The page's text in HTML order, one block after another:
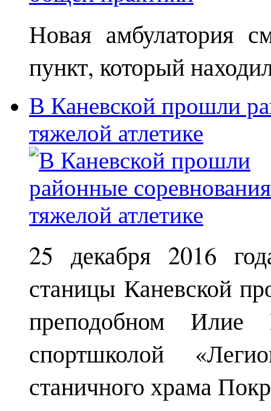
Новая амбулатория
пункт, который
В Каневской прошли
тяжелой атлетике
25 декабря 2016
станицы Каневской
преподобном Илие
спортшколой
станичного храма